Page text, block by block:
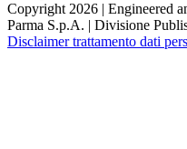
Copyright 2026 | Engineered
Parma S.p.A. | Divisione
Disclaimer trattamento dati